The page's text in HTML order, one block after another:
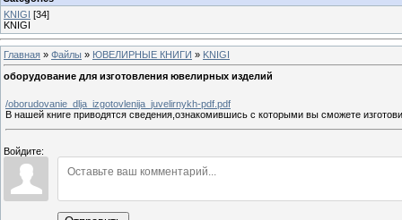
KNIGI [34]
KNIGI
Главная » Файлы » ЮВЕЛИРНЫЕ КНИГИ » KNIGI
оборудование для изготовления ювелирных изделий
/oborudovanie_dlja_izgotovlenija_juvelirnykh-pdf.pdf
В нашей книге приводятся сведения,ознакомившись с которыми вы сможете
Войдите: